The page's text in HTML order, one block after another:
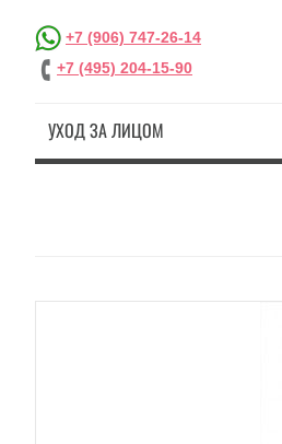
+7 (906) 747-26-14
+7 (495) 204-15-90
УХОД ЗА ЛИЦОМ